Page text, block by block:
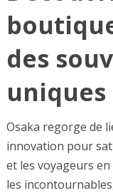
des
uniques
Osaka regorge de
innovation pour
et les voyageurs
les